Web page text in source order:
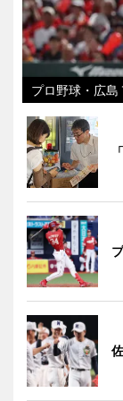
プロ野球・広